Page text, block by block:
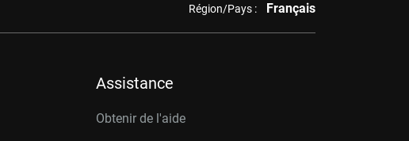
Région/Pays : Français
Assistance
Obtenir de l'aide